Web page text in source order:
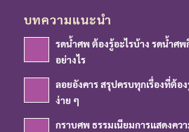
บทความแนะนำ
รดน้ำศพ ต้องรู้อะไรบ้าง รดน้ำศ
อย่างไร
ลอยอังคาร สรุปครบทุกเรื่องที่ต้อ
ง่าย ๆ
กราบศพ ธรรมเนียมการแสดงคว